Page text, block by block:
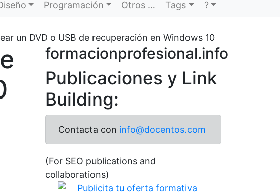
Programación Otros … Tags ?
un DVD o USB de recuperación en Windows 10
formacionprofesional.info
Publicaciones y Link
Building:
Contacta con info@docentos.com
(For SEO publications and
collaborations)